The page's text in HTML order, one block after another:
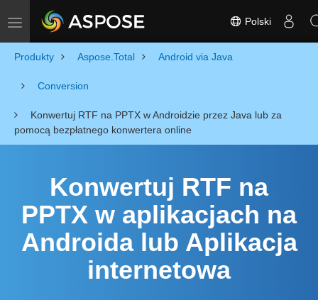
Toggle navigation Polski
Produkty Aspose.Total Android via Java
Conversion
Konwertuj RTF na PPTX w Androidzie przez Java lub za
pomocą bezpłatnego konwertera online
Konwertuj RTF na
PPTX w aplikacjach na
Androida lub Aplikacja
internetowa